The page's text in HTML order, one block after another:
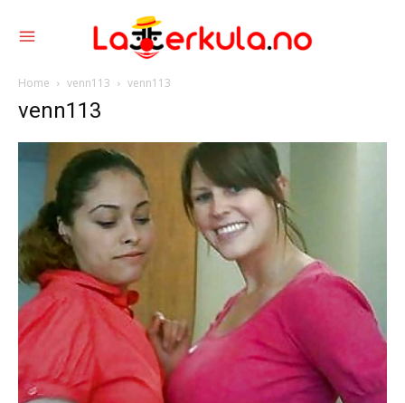
Home venn113 venn113
venn113